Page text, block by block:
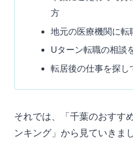
方
地元の医療機関に転
Uターン転職の相談
転居後の仕事を探し
それでは、「千葉のおすす
ンキング」から見ていきま